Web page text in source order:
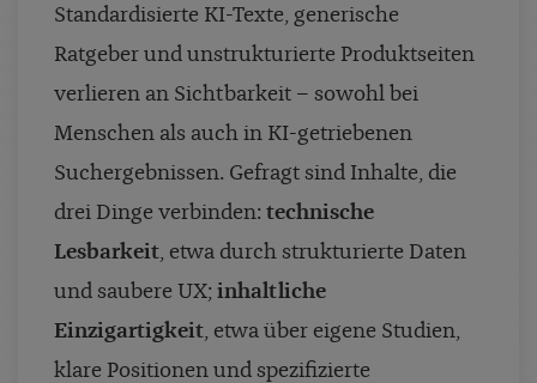
Standardisierte KI-Texte, generische
Ratgeber und unstrukturierte Produktseiten
verlieren an Sichtbarkeit – sowohl bei
Menschen als auch in KI-getriebenen
Suchergebnissen. Gefragt sind Inhalte, die
drei Dinge verbinden: technische
Lesbarkeit, etwa durch strukturierte Daten
und saubere UX; inhaltliche
Einzigartigkeit, etwa über eigene Studien,
klare Positionen und spezifizierte